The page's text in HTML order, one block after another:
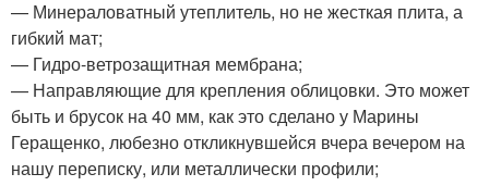
— Минераловатный утеплитель, но не жесткая плита, а
гибкий мат;
— Гидро-ветрозащитная мембрана;
— Направляющие для крепления облицовки. Это может
быть и брусок на 40 мм, как это сделано у Марины
Геращенко, любезно откликнувшейся вчера вечером на
нашу переписку, или металлически профили;